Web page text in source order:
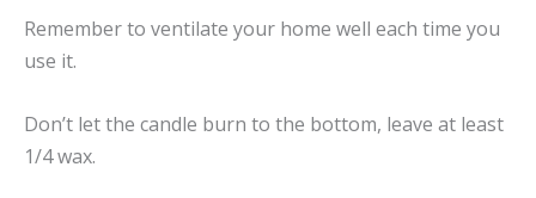
Remember to ventilate your home well each time you
use it.
Don’t let the candle burn to the bottom, leave at least
1/4 wax.